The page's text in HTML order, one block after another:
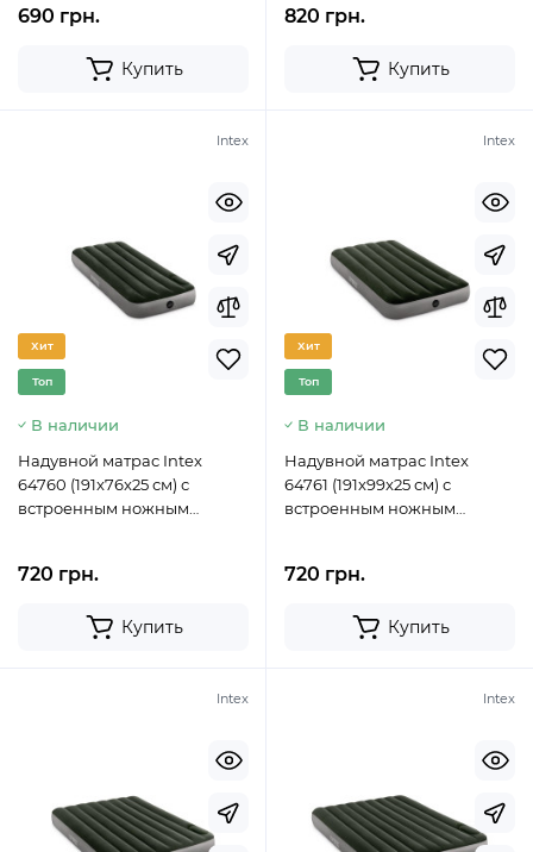
690 грн.
Купить
820 грн.
Купить
Intex
Хит
Топ
В наличии
Надувной матрас Intex
64760 (191x76x25 см) с
встроенным ножным
720 грн.
Купить
Intex
Хит
Топ
В наличии
Надувной матрас Intex
64761 (191x99x25 см) с
встроенным ножным
720 грн.
Купить
Intex Intex